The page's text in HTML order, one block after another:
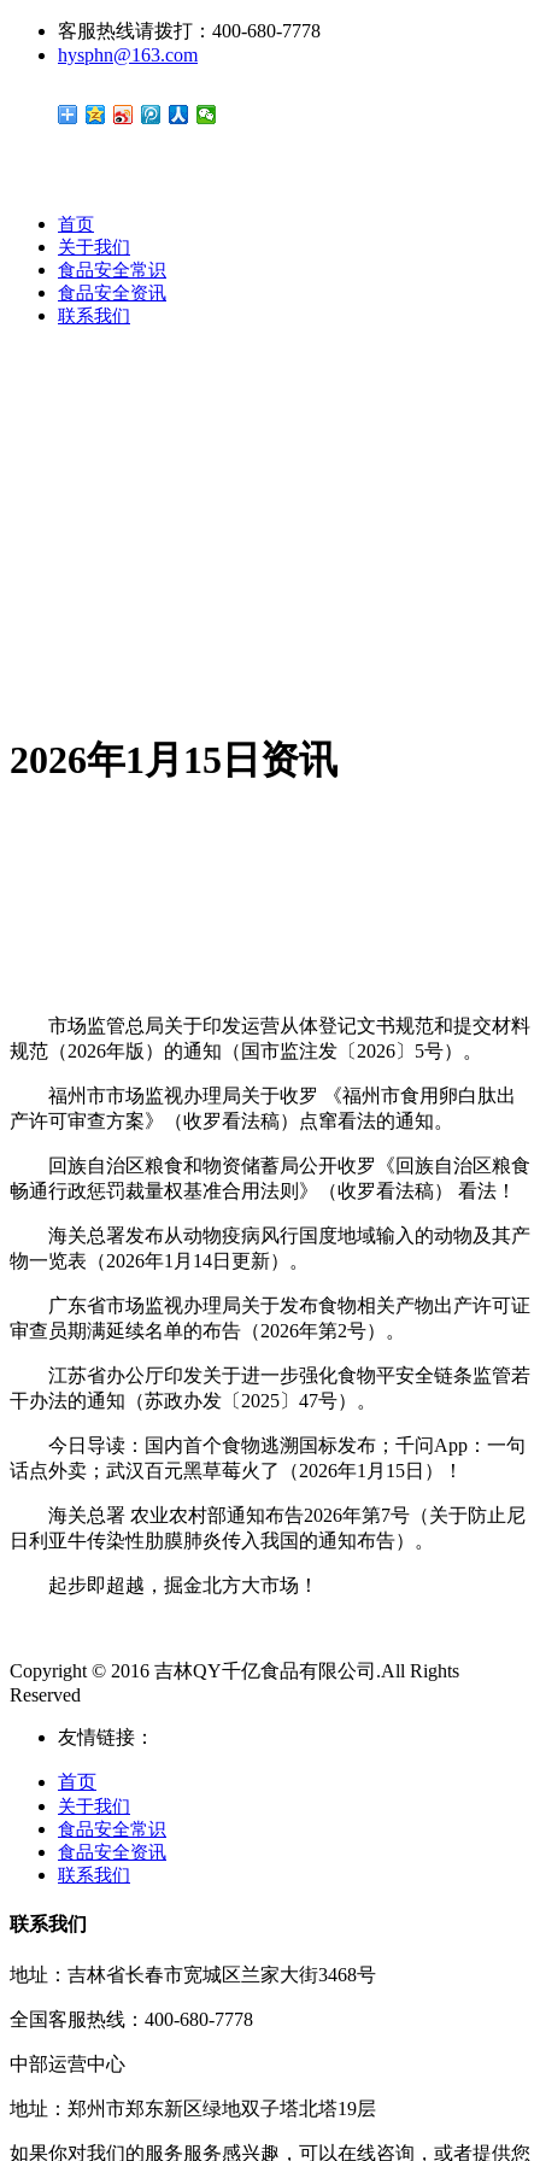
客服热线请拨打：400-680-7778
hysphn@163.com
首页
关于我们
食品安全常识
食品安全资讯
联系我们
2026年1月15日资讯
市场监管总局关于印发运营从体登记文书规范和提交材料
规范（2026年版）的通知（国市监注发〔2026〕5号）。
福州市市场监视办理局关于收罗 《福州市食用卵白肽出
产许可审查方案》（收罗看法稿）点窜看法的通知。
回族自治区粮食和物资储蓄局公开收罗《回族自治区粮食
畅通行政惩罚裁量权基准合用法则》（收罗看法稿） 看法！
海关总署发布从动物疫病风行国度地域输入的动物及其产
物一览表（2026年1月14日更新）。
广东省市场监视办理局关于发布食物相关产物出产许可证
审查员期满延续名单的布告（2026年第2号）。
江苏省办公厅印发关于进一步强化食物平安全链条监管若
干办法的通知（苏政办发〔2025〕47号）。
今日导读：国内首个食物逃溯国标发布；千问App：一句
话点外卖；武汉百元黑草莓火了（2026年1月15日）！
海关总署 农业农村部通知布告2026年第7号（关于防止尼
日利亚牛传染性肋膜肺炎传入我国的通知布告）。
起步即超越，掘金北方大市场！
Copyright © 2016 吉林QY千亿食品有限公司.All Rights
Reserved
友情链接：
首页
关于我们
食品安全常识
食品安全资讯
联系我们
联系我们
地址：吉林省长春市宽城区兰家大街3468号
全国客服热线：400-680-7778
中部运营中心
地址：郑州市郑东新区绿地双子塔北塔19层
如果你对我们的服务服务感兴趣，可以在线咨询，或者提供您